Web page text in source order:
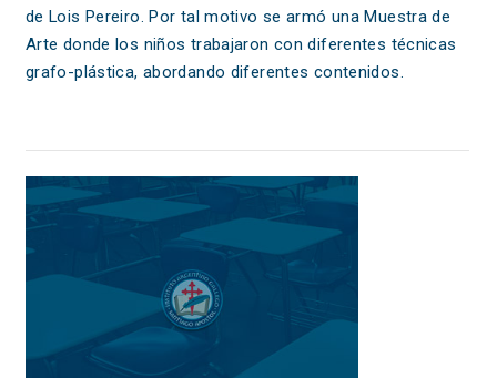
de Lois Pereiro. Por tal motivo se armó una Muestra de
Arte donde los niños trabajaron con diferentes técnicas
grafo-plástica, abordando diferentes contenidos.